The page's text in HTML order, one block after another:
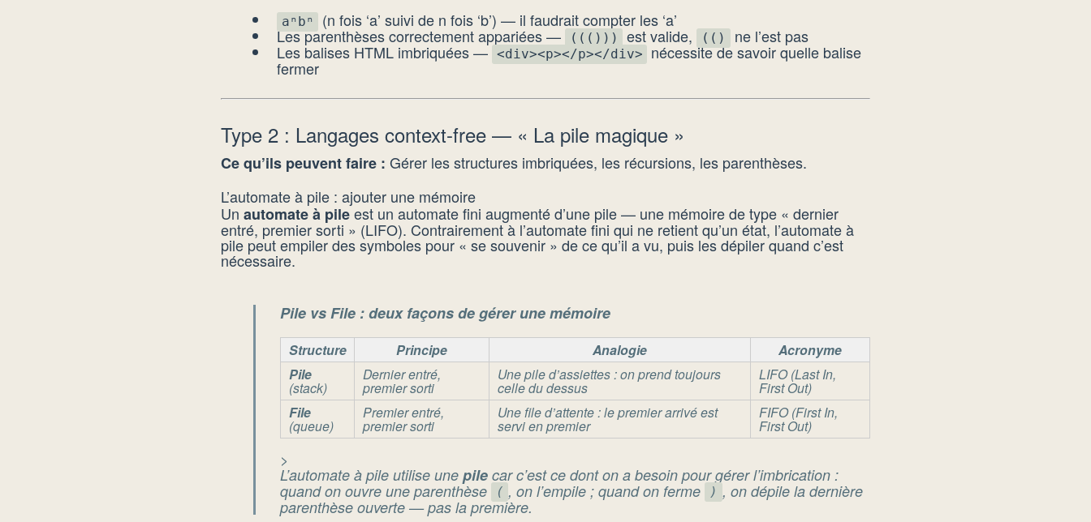
aⁿbⁿ (n fois ‘a’ suivi de n fois ‘b’) — il faudrait compter les ‘a’
Les parenthèses correctement appariées — ((())) est valide, (() ne l’est pas
Les balises HTML imbriquées — <div><p></p></div> nécessite de savoir quelle balise
fermer
Type 2 : Langages context-free — « La pile magique »
Ce qu’ils peuvent faire : Gérer les structures imbriquées, les récursions, les parenthèses.
L’automate à pile : ajouter une mémoire
Un automate à pileest un automate fini augmenté d’une pile — une mémoire de type « dernier
entré, premier sorti » (LIFO). Contrairement à l’automate fini qui ne retient qu’un état, l’automate à
pile peut empiler des symboles pour « se souvenir » de ce qu’il a vu, puis les dépiler quand c’est
nécessaire.
Pile vs File : deux façons de gérer une mémoire
Structure Principe Analogie
Acronyme
Pile
(stack)
Dernier entré,
premier sorti
Une pile d’assiettes : on prend toujours
celle du dessus
LIFO (Last In,
First Out)
File
(queue)
Premier entré,
premier sorti
Une file d’attente : le premier arrivé est
servi en premier
FIFO (First In,
First Out)
>
L’automate à pile utilise une pile car c’est ce dont on a besoin pour gérer l’imbrication :
quand on ouvre une parenthèse
( , on l’empile ; quand on ferme ) , on dépile la dernière
parenthèse ouverte — pas la première.